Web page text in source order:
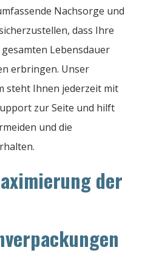
Nachsorge und
dass Ihre
Lebensdauer
erbringen. Unser
steht Ihnen jederzeit mit
zur Seite und hilft
und die
der